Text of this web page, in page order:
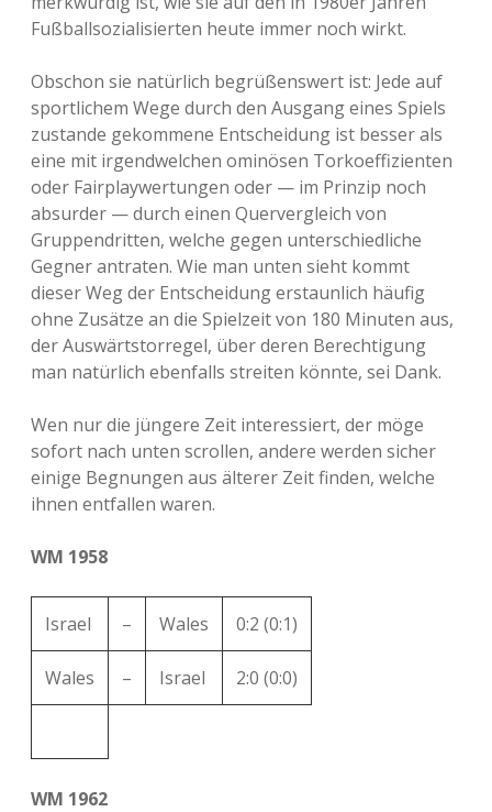
Fußballsozialisierten heute immer noch wirkt.
Obschon sie natürlich begrüßenswert ist: Jede auf
sportlichem Wege durch den Ausgang eines Spiels
zustande gekommene Entscheidung ist besser als
eine mit irgendwelchen ominösen Torkoeffizienten
oder Fairplaywertungen oder — im Prinzip noch
absurder — durch einen Quervergleich von
Gruppendritten, welche gegen unterschiedliche
Gegner antraten. Wie man unten sieht kommt
dieser Weg der Entscheidung erstaunlich häufig
ohne Zusätze an die Spielzeit von 180 Minuten aus,
der Auswärtstorregel, über deren Berechtigung
man natürlich ebenfalls streiten könnte, sei Dank.
Wen nur die jüngere Zeit interessiert, der möge
sofort nach unten scrollen, andere werden sicher
einige Begnungen aus älterer Zeit finden, welche
ihnen entfallen waren.
WM 1958
Israel – Wales 0:2 (0:1)
Wales – Israel 2:0 (0:0)
WM 1962